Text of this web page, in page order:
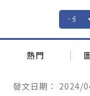
熱門
發文日期： 2024/